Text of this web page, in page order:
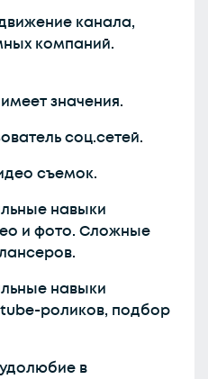
канала,
компаний.
значения.
соц.сетей.
съемок.
навыки
и фото. Сложные
навыки
роликов, подбор
в